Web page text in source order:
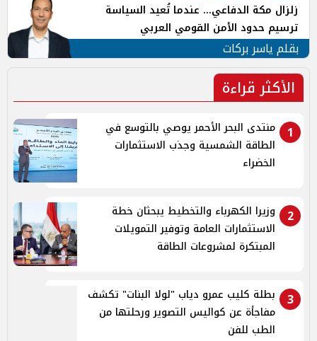
زلزال مكة الدفاعي... عندما تُعيد السياسة
ترسيم حدود الأمن القومي العربي
بقلم ياسر بركات
الأكثر قراءة
1
منتدى البحر الأحمر يوصي بالتوسع في
الطاقة الشمسية وجذب الاستثمارات
الخضراء
2
وزيرا الكهرباء والتخطيط يبحثان خطة
الاستثمارات العامة وتوفير التمويلات
المبتكرة لمشروعات الطاقة
3
بطلة كليب عمرو دياب "لولا البنات" تكشف
مفاجأة عن كواليس التصوير ورحلتها من
الطب للفن